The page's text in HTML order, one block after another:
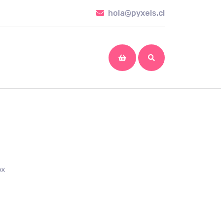
hola@pyxels.cl
shopping
cart